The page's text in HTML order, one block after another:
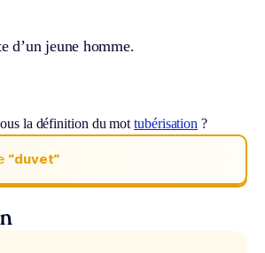
d’un jeune homme.
la définition du mottubérisation ?
“duvet“